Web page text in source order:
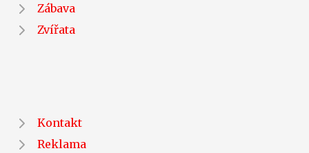
Zábava
Zvířata
Kontakt
Reklama